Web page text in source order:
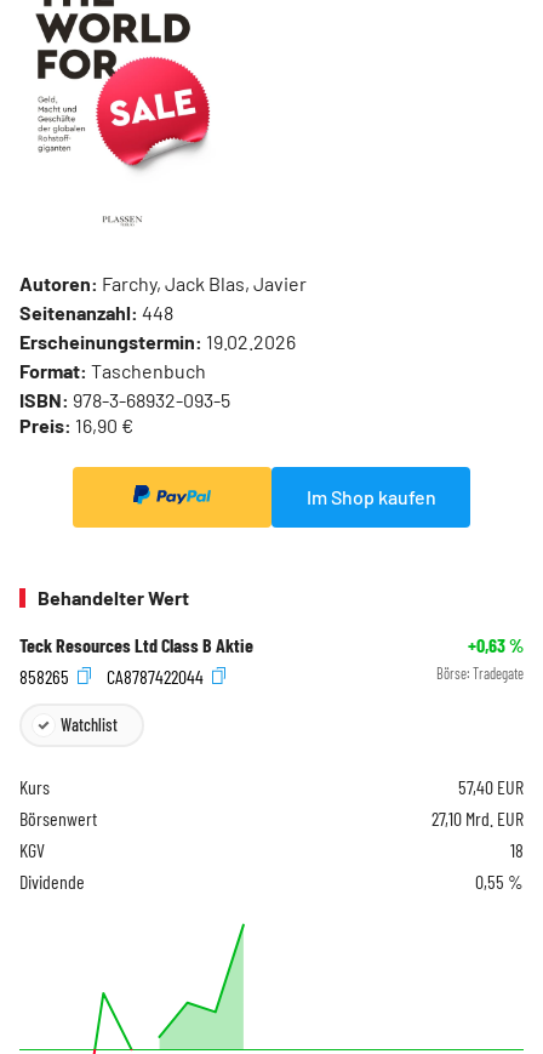
Autoren: Farchy, Jack Blas, Javier
Seitenanzahl: 448
Erscheinungstermin: 19.02.2026
Format: Taschenbuch
ISBN: 978-3-68932-093-5
Preis: 16,90 €
Im Shop kaufen
Behandelter Wert
Teck Resources Ltd Class B Aktie +0,63%
858265
CA8787422044 Börse: Tradegate
Watchlist
Kurs 57,40 EUR
Börsenwert
27,10 Mrd. EUR
KGV
18
Dividende
0,55 %